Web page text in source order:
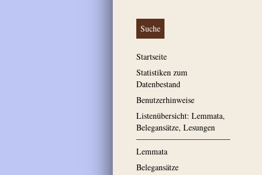
Suche
Startseite
Statistiken zum
Datenbestand
Benutzerhinweise
Listenübersicht: Lemmata,
Belegansätze, Lesungen
Lemmata
Belegansätze